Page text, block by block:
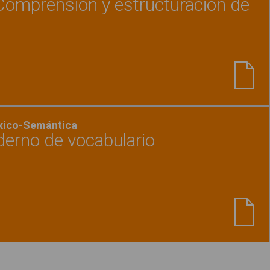
y estructuración de
Semántica
de vocabulario